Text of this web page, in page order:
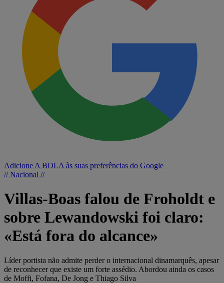
Adicione A BOLA às suas preferências do Google
// Nacional //
Villas-Boas falou de Froholdt e
sobre Lewandowski foi claro:
«Está fora do alcance»
Líder portista não admite perder o internacional dinamarquês, apesar
de reconhecer que existe um forte assédio. Abordou ainda os casos
de Moffi, Fofana, De Jong e Thiago Silva